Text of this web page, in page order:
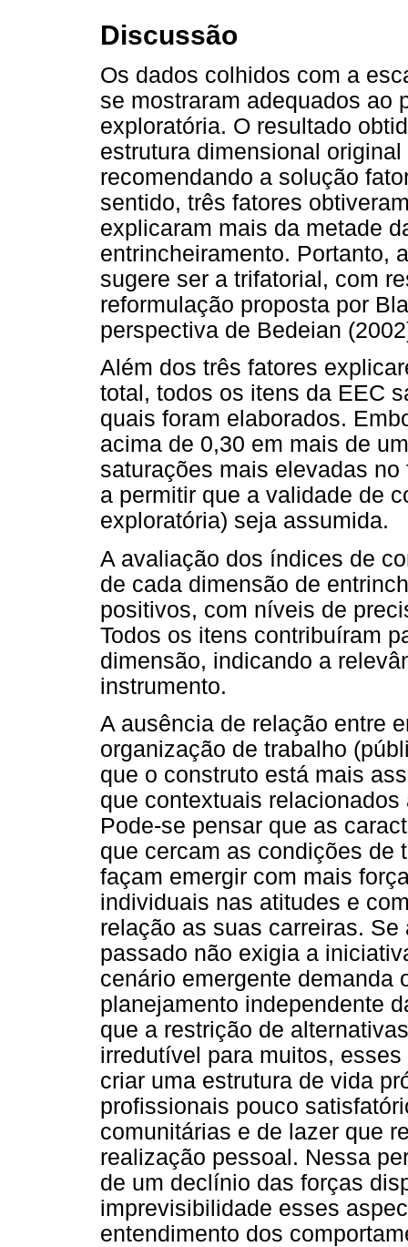
Discussão
Os dados colhidos com a
se mostraram adequados ao
exploratória. O resultado
estrutura dimensional
recomendando a solução
sentido, três fatores
explicaram mais da metade
entrincheiramento. Portanto,
sugere ser a trifatorial, com
reformulação proposta por
perspectiva de Bedeian
Além dos três fatores
total, todos os itens da EEC
quais foram elaborados.
acima de 0,30 em mais de
saturações mais elevadas
a permitir que a validade de
exploratória) seja assumida.
A avaliação dos índices de
de cada dimensão de
positivos, com níveis de
Todos os itens contribuíram
dimensão, indicando a
instrumento.
A ausência de relação entre
organização de trabalho
que o construto está mais
que contextuais
Pode-se pensar que as
que cercam as condições de
façam emergir com mais
individuais nas atitudes e
relação as suas carreiras.
passado não exigia a
cenário emergente demanda
planejamento independente
que a restrição de
irredutível para muitos,
criar uma estrutura de vida
profissionais pouco
comunitárias e de lazer que
realização pessoal. Nessa
de um declínio das forças
imprevisibilidade esses
entendimento dos